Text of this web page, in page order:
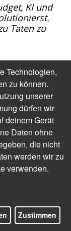
KI und
Taten zu
„Was ist das
in der
des
eher: „Was
Träume waren,
machen. Über
–
wie wir
kann ich das
Technologien,
zu können.
unserer
dürfen wir
deinem Gerät
Daten ohne
die nicht
werden wir zu
verwenden.
Zustimmen